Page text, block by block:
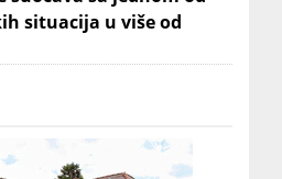
situacija u više od